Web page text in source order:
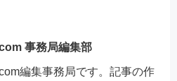
事務局編集部
編集事務局です。記事の作